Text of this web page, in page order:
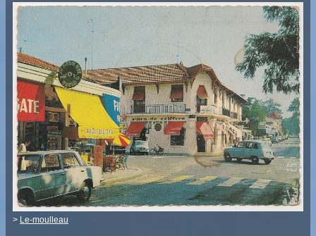
> Le-moulleau